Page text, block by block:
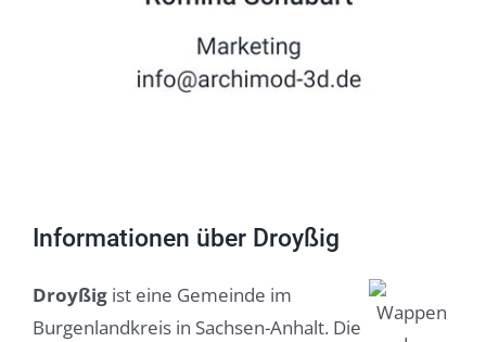
Informationen über Droyßig
Droyßig ist eine Gemeinde im
Burgenlandkreis in Sachsen-Anhalt. Die